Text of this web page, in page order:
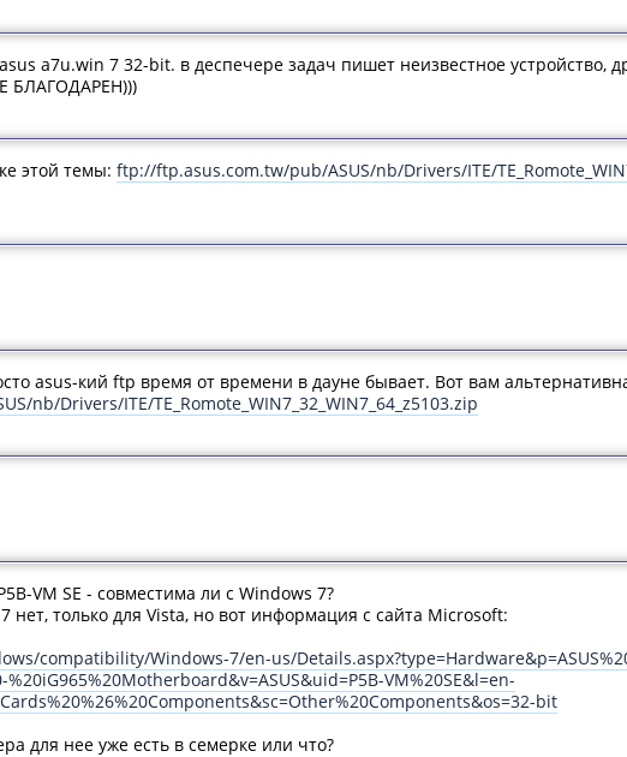
a7u.win 7 32-bit. в деспечере задач пишет неизвестное устройство,
БЛАГОДАРЕН)))
этой темы: ftp://ftp.asus.com.tw/pub/ASUS/nb/Drivers/ITE/
asus-кий ftp время от времени в дауне бывает. Вот вам
nb/Drivers/ITE/TE_Romote_WIN7_32_WIN7_64_z5103.zip
VM SE - совместима ли с Windows 7?
нет, только для Vista, но вот информация с сайта Microsoft:
compatibility/Windows-7/en-us/
%20iG965%20Motherboard&v=ASUS&uid=P5B-VM%20SE&l=en-
bit
для нее уже есть в семерке или что?